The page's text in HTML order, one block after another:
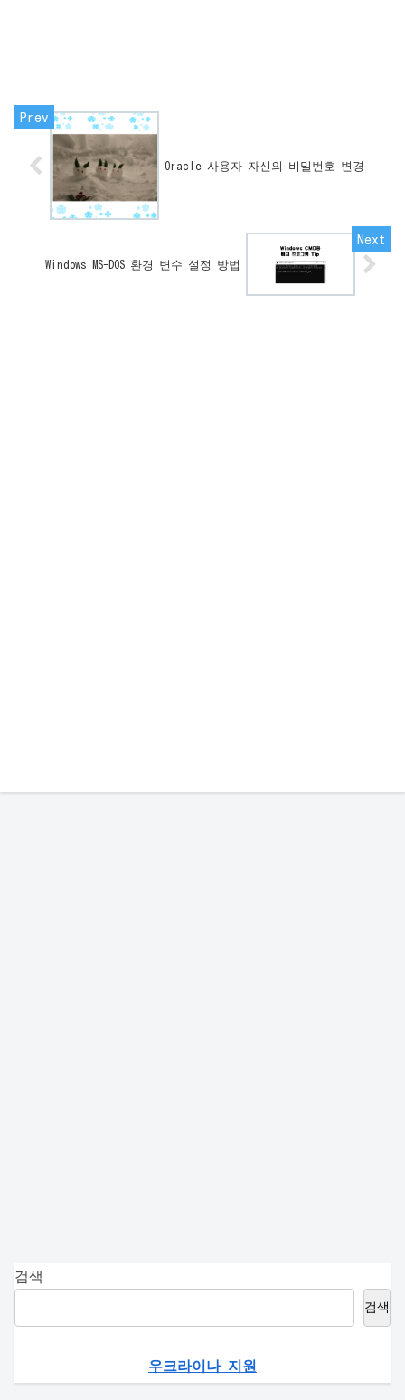
Oracle 사용자 자신의 비밀번호 변경
Windows MS-DOS 환경 변수 설정 방법
검색
검색
우크라이나 지원